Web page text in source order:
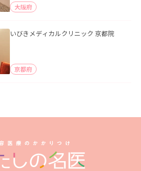
大阪府
いびきメディカルクリニック 京都院
京都府